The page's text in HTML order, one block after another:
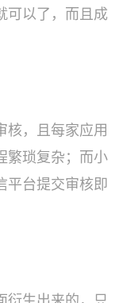
可以了，而且成
核，且每家应用
繁琐复杂；而小
平台提交审核即
衍生出来的，只